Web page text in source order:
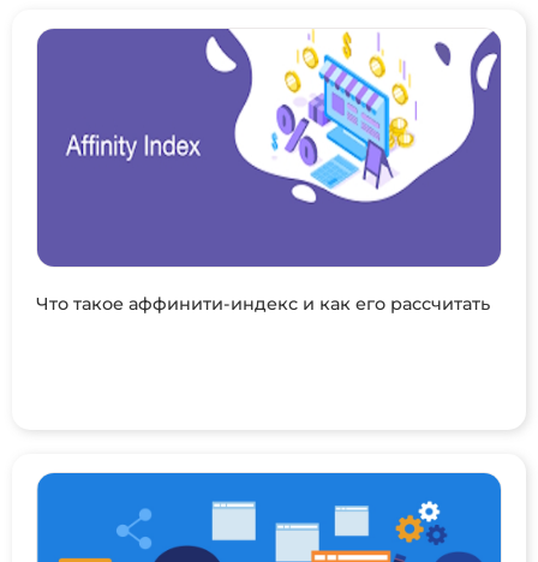
Что такое аффинити-индекс и как его рассчитать